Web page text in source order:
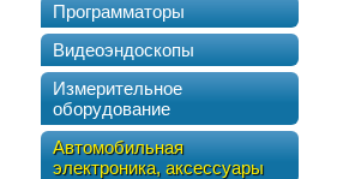
Программаторы
Видеоэндоскопы
Измерительное
оборудование
Автомобильная
электроника, аксессуары